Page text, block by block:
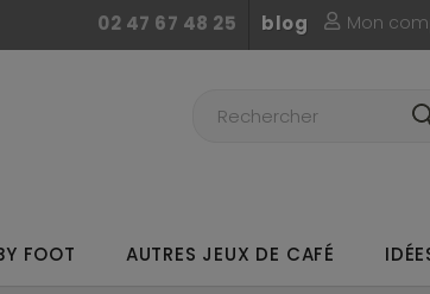
Mon
blog
02 47 67 48 25
FOOT AUTRES JEUX DE CAFÉ